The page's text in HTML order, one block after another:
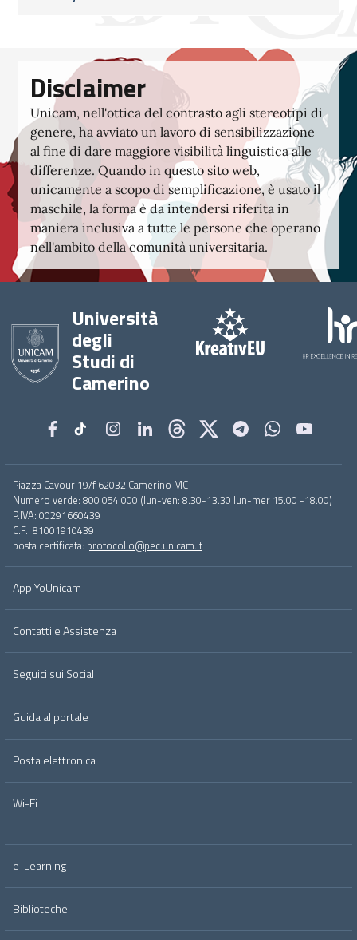
Disclaimer
Unicam, nell'ottica del contrasto agli stereotipi di
genere, ha avviato un lavoro di sensibilizzazione
al fine di dare maggiore visibilità linguistica alle
differenze. Quando in questo sito web,
unicamente a scopo di semplificazione, è usato il
maschile, la forma è da intendersi riferita in
maniera inclusiva a tutte le persone che operano
nell'ambito della comunità universitaria.
Università
degli
Studi di
Camerino
Footer
menu
full
Piazza Cavour 19/f 62032 Camerino MC
Numero verde: 800 054 000 (lun-ven: 8.30-13.30 lun-mer 15.00 -18.00)
P.IVA: 00291660439
C.F.: 81001910439
posta certificata: protocollo@pec.unicam.it
App YoUnicam
Contatti e Assistenza
Seguici sui Social
Guida al portale
Posta elettronica
Wi-Fi
e-Learning
Biblioteche